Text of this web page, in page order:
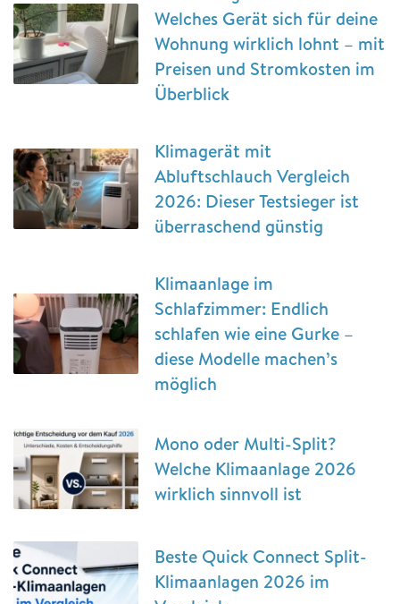
Welches Gerät sich für deine
Wohnung wirklich lohnt – mit
Preisen und Stromkosten im
Überblick
Klimagerät mit
Abluftschlauch Vergleich
2026: Dieser Testsieger ist
überraschend günstig
Klimaanlage im
Schlafzimmer: Endlich
schlafen wie eine Gurke –
diese Modelle machen’s
möglich
Mono oder Multi-Split?
Welche Klimaanlage 2026
wirklich sinnvoll ist
Beste Quick Connect Split-
Klimaanlagen 2026 im